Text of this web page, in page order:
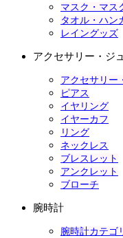
マスク・マス
タオル・ハン
レイングッズ
アクセサリー・ジ
アクセサリー
ピアス
イヤリング
イヤーカフ
リング
ネックレス
ブレスレット
アンクレット
ブローチ
腕時計
腕時計カテゴ